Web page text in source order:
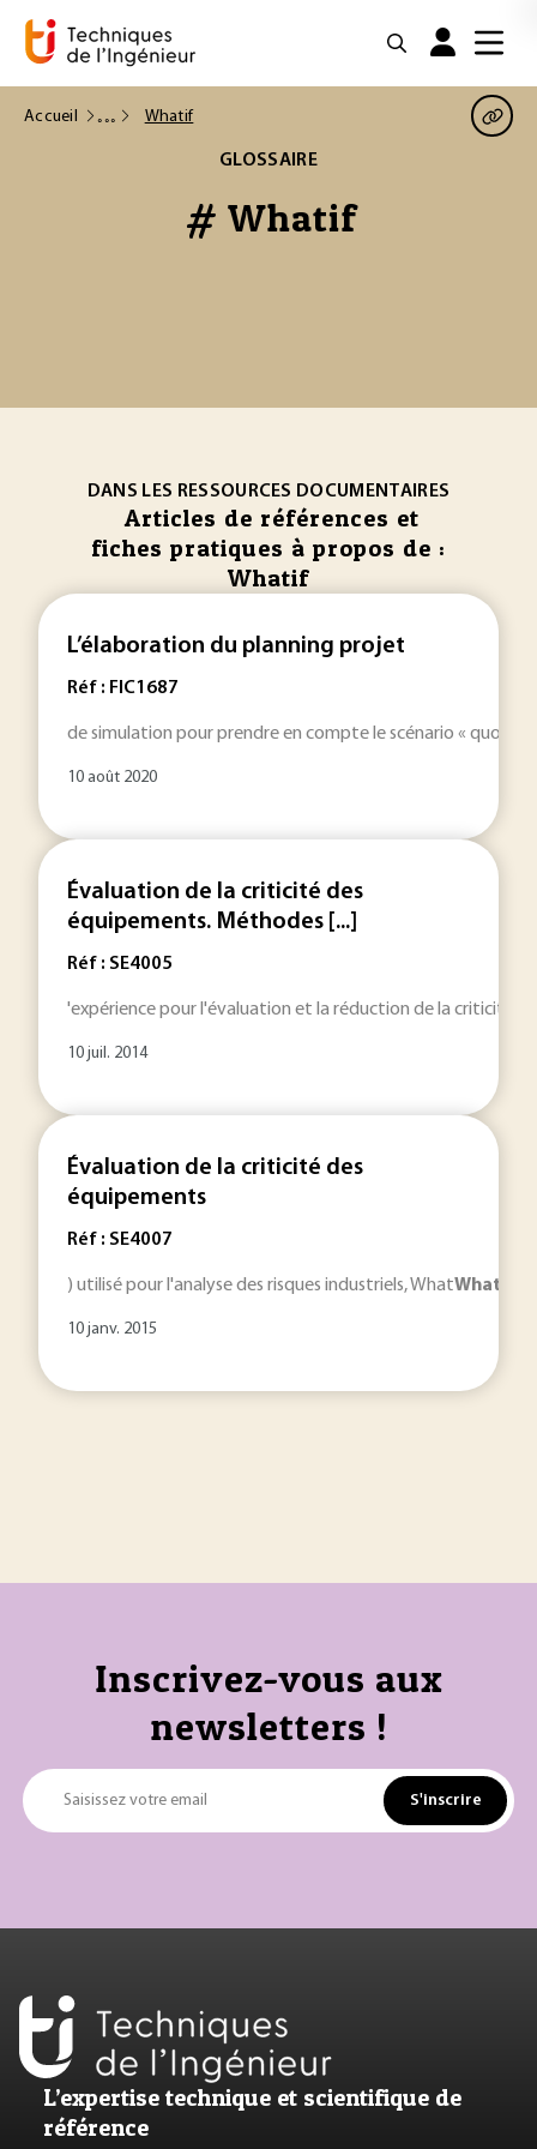
Accueil Whatif
GLOSSAIRE
# Whatif
DANS LES RESSOURCES DOCUMENTAIRES
Articles de références et
fiches pratiques à propos de :
Whatif
L’élaboration du planning projet
Réf : FIC1687
de simulation pour prendre en compte le scénario « quoi – si
10 août 2020
Évaluation de la criticité des
équipements. Méthodes [...]
Réf : SE4005
'expérience pour l'évaluation et la réduction de la criticité
10 juil. 2014
Évaluation de la criticité des
équipements
Réf : SE4007
) utilisé pour l'analyse des risques industriels, WhatWhat-If
10 janv. 2015
Inscrivez-vous aux
newsletters !
Saisissez votre email S'inscrire
L’expertise technique et scientifique de
référence